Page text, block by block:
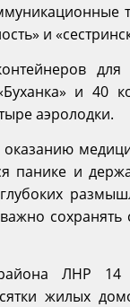
и
для
и 40
аэролодки.
панике и
ЛНР 14
жилых